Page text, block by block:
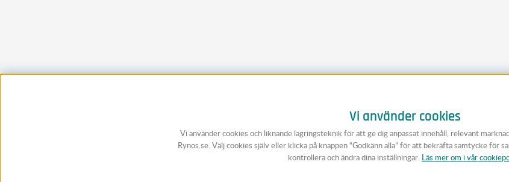
Vi använder cookies
Vi använder cookies och liknande lagringsteknik för att ge dig anpassat innehåll, relevant
Rynos.se. Välj cookies själv eller klicka på knappen “Godkänn alla” för att bekräfta samtycke för
kontrollera och ändra dina inställningar. Läs mer om i vår